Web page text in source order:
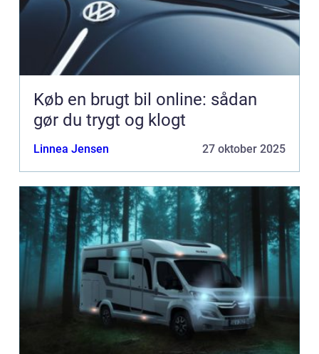
Køb en brugt bil online: sådan
gør du trygt og klogt
Linnea Jensen 27 oktober 2025